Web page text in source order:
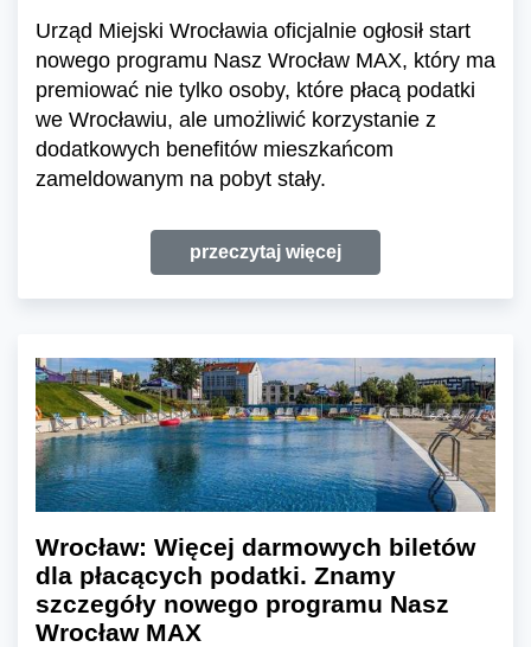
Urząd Miejski Wrocławia oficjalnie ogłosił start
nowego programu Nasz Wrocław MAX, który ma
premiować nie tylko osoby, które płacą podatki
we Wrocławiu, ale umożliwić korzystanie z
dodatkowych benefitów mieszkańcom
zameldowanym na pobyt stały.
przeczytaj więcej
Wrocław: Więcej darmowych biletów
dla płacących podatki. Znamy
szczegóły nowego programu Nasz
Wrocław MAX